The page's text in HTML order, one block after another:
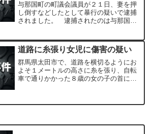
与那国町の町議会議員が２１日、妻を押
し倒すなどしたとして暴行の疑いで逮捕
されました。 逮捕されたのは与那国町
道路に糸張り女児に傷害の疑い
群馬県太田市で、道路を横切るようにお
よそ１メートルの高さに糸を張り、自転
車で通りかかった８歳の女の子の首に引